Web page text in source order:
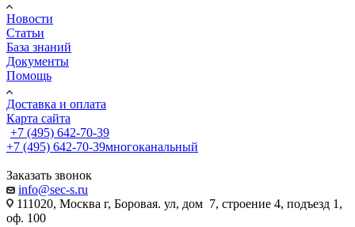
Новости
Статьи
База знаний
Документы
Помощь
Доставка и оплата
Карта сайта
+7 (495) 642-70-39
+7 (495) 642-70-39многоканальный
Заказать звонок
info@sec-s.ru
111020, Москва г, Боровая. ул, дом 7, строение 4, подъезд 1,
оф. 100